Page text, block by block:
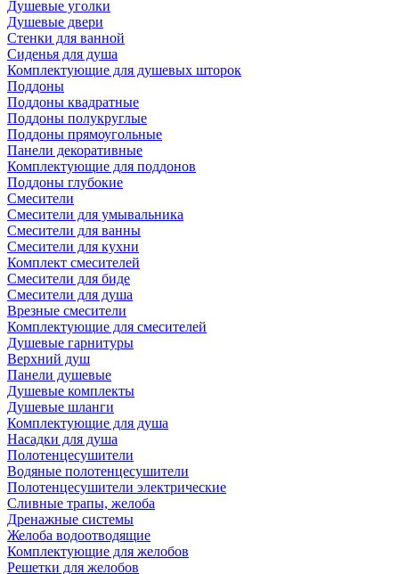
Душевые уголки
Душевые двери
Стенки для ванной
Сиденья для душа
Комплектующие для душевых шторок
Поддоны
Поддоны квадратные
Поддоны полукруглые
Поддоны прямоугольные
Панели декоративные
Комплектующие для поддонов
Поддоны глубокие
Смесители
Смесители для умывальника
Смесители для ванны
Смесители для кухни
Комплект смесителей
Смесители для биде
Смесители для душа
Врезные смесители
Комплектующие для смесителей
Душевые гарнитуры
Верхний душ
Панели душевые
Душевые комплекты
Душевые шланги
Комплектующие для душа
Насадки для душа
Полотенцесушители
Водяные полотенцесушители
Полотенцесушители электрические
Сливные трапы, желоба
Дренажные системы
Желоба водоотводящие
Комплектующие для желобов
Решетки для желобов